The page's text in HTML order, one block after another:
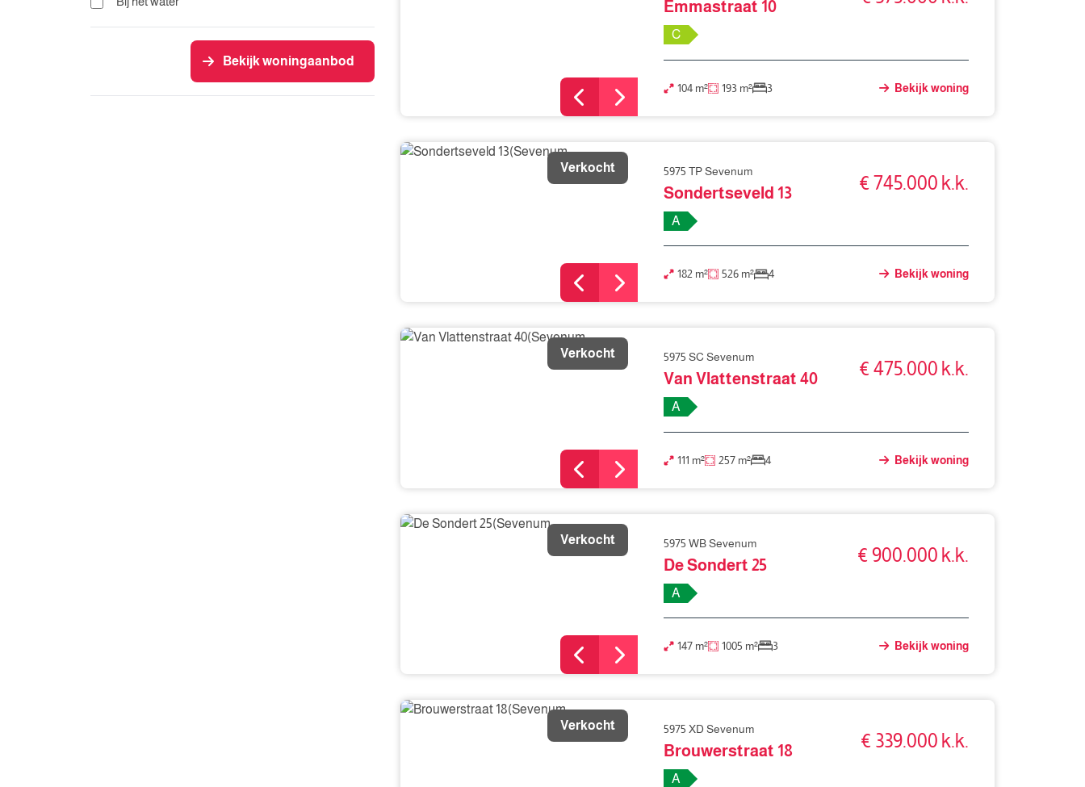
Bekijk woningaanbod
Emmastraat 10
C
104 m² 193 m² 3 Bekijk woning
Verkocht 5975 TP Sevenum
Sondertseveld 13 € 745.000 k.k.
A
182 m² 526 m² 4 Bekijk woning
Verkocht 5975 SC Sevenum
Van Vlattenstraat 40 € 475.000 k.k.
A
111 m² 257 m² 4 Bekijk woning
Verkocht 5975 WB Sevenum
De Sondert 25 € 900.000 k.k.
A
147 m² 1005 m² 3 Bekijk woning
Verkocht 5975 XD Sevenum
Brouwerstraat 18 € 339.000 k.k.
A